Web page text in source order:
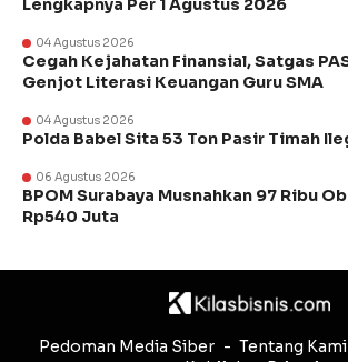
Lengkapnya Per 1 Agustus 2026
04 Agustus 2026
Cegah Kejahatan Finansial, Satgas
Genjot Literasi Keuangan Guru SMA
04 Agustus 2026
Polda Babel Sita 53 Ton Pasir Timah
06 Agustus 2026
BPOM Surabaya Musnahkan 97 Ribu
Rp540 Juta
Pedoman Media Siber Tentang Kami